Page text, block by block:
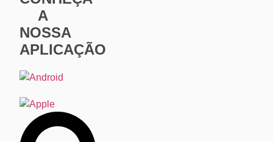
A
NOSSA
APLICAÇÃO